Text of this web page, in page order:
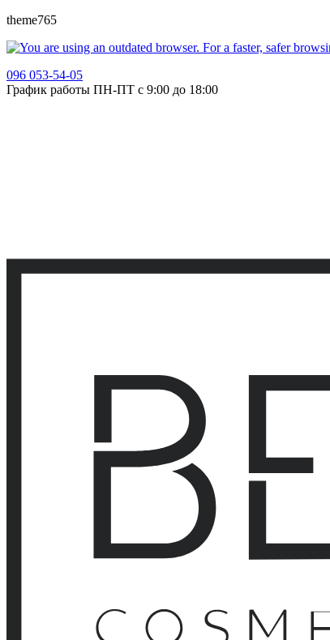
theme765
096 053-54-05
График работы ПН-ПТ с 9:00 до 18:00